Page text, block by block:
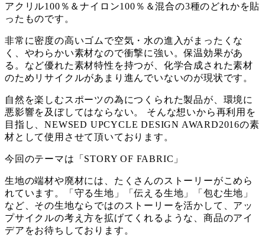
アクリル100％＆ナイロン100％＆混合の3種のどれかを貼
ったものです。
非常に密度の高いゴムで空気・水の進入がまったくな
く、やわらかい素材なので衝撃に強い。保温効果があ
る。など優れた素材特性を持つが、化学合成された素材
のためリサイクルがあまり進んでいないのが現状です。
自然を楽しむスポーツの為につくられた製品が、環境に
悪影響を及ぼしてはならない。 そんな想いから再利用を
目指し、NEWSED UPCYCLE DESIGN AWARD2016の素
材として使用させて頂いております。
今回のテーマは「STORY OF FABRIC」
生地の端材や廃材には、たくさんのストーリーがこめら
れています。「守る生地」「伝える生地」「包む生地」
など、その生地ならではのストーリーを活かして、アッ
プサイクルの考え方を拡げてくれるような、商品のアイ
デアをお待ちしております。